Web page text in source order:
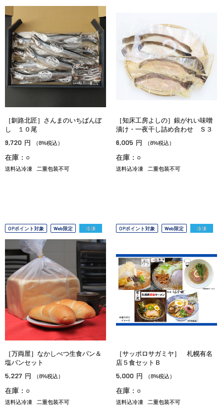
［釧路北匠］さんまのいちばんぼ
し １０尾
9,720 円 （8%税込）
在庫：○
送料込冷凍 二重包装不可
［知床工房よしの］銀がれい味噌
漬け・一夜干し詰め合わせ Ｓ３
6,005 円 （8%税込）
在庫：○
送料込冷凍 二重包装不可
OPポイント対象 Web限定 冷凍
［万両屋］なかしべつ生食パン＆
塩パンセット
5,227 円 （8%税込）
在庫：○
送料込冷凍 二重包装不可
OPポイント対象 Web限定 冷凍
［サッポロサガミヤ］ 札幌有名
店５食セットＢ
5,000 円 （8%税込）
在庫：○
送料込冷凍 二重包装不可